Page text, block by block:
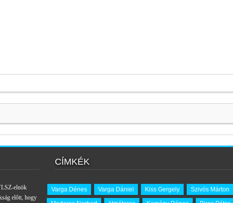
elnök
előtt, hogy
CÍMKÉK
Varga Dénes Varga Dániel Kiss Gergely
Szivós Márton